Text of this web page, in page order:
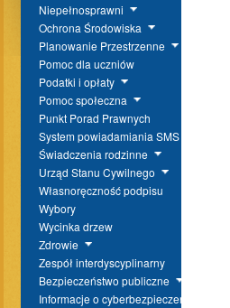
Niepełnosprawni
Ochrona Środowiska
Planowanie Przestrzenne
Pomoc dla uczniów
Podatki i opłaty
Pomoc społeczna
Punkt Porad Prawnych
System powiadamiania SMS
Świadczenia rodzinne
Urząd Stanu Cywilnego
Własnoręczność podpisu
Wybory
Wycinka drzew
Zdrowie
Zespół interdyscyplinarny
Bezpieczeństwo publiczne
Informacje o cyberbezpieczeństwie